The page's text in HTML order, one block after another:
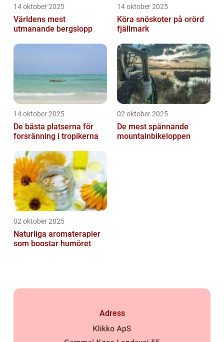
14 oktober 2025
Världens mest
utmanande bergslopp
14 oktober 2025
Köra snöskoter på orörd
fjällmark
14 oktober 2025
De bästa platserna för
forsränning i tropikerna
02 oktober 2025
De mest spännande
mountainbikeloppen
02 oktober 2025
Naturliga aromaterapier
som boostar humöret
Adress